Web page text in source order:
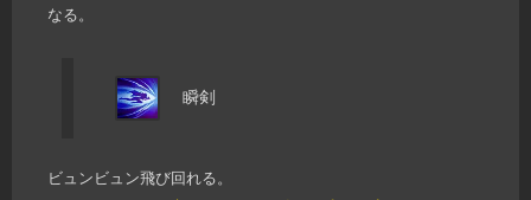
なる。
瞬剣
ビュンビュン飛び回れる。